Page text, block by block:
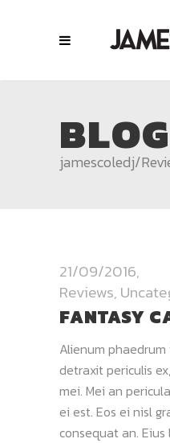
BLOG
jamescoledj/
21/09/2016
Reviews,
FANTASY
Alienum
detraxit periculis
mei. Mei an
ei est. Eos ei nisl
consequat an.